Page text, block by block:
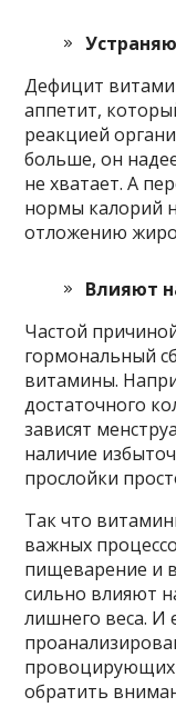
Дефицит
аппетит,
реакцией
больше, он
не хватает. А
нормы калорий
отложению
Влияют
Частой
гормональный
витамины.
достаточного
зависят
наличие
прослойки
Так что
важных
пищеварение и
сильно влияют
лишнего веса. И
провоцирующих
обратить